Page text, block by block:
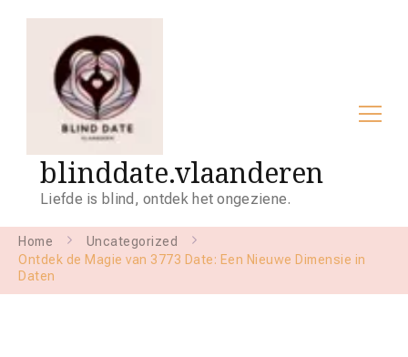
blinddate.vlaanderen
Liefde is blind, ontdek het ongeziene.
Home
Uncategorized
Ontdek de Magie van 3773 Date: Een Nieuwe Dimensie in
Daten